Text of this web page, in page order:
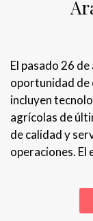
El pasado 26
oportunidad de
incluyen
agrícolas de
de calidad y
operaciones. El